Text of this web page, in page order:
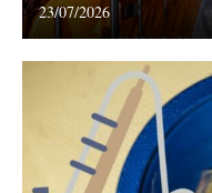
23/07/2026